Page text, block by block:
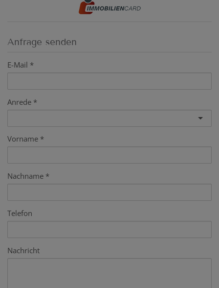
Anfrage senden
E-Mail
Anrede
Vorname
Nachname
Telefon
Nachricht